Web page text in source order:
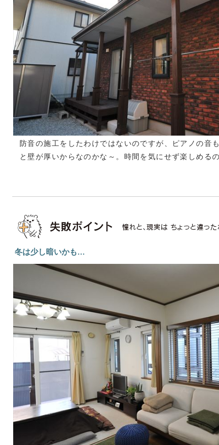
防音の施工をしたわけではないのですが、ピアノの音
と壁が厚いからなのかな～。時間を気にせず楽しめる
冬は少し暗いかも…